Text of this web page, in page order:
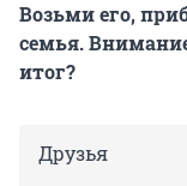
Возьми его,
семья.
итог?
Друзья